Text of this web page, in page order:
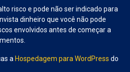
risco e pode não ser indicado para
dinheiro que você não pode
envolvidos antes de começar a
a Hospedagem para WordPress do